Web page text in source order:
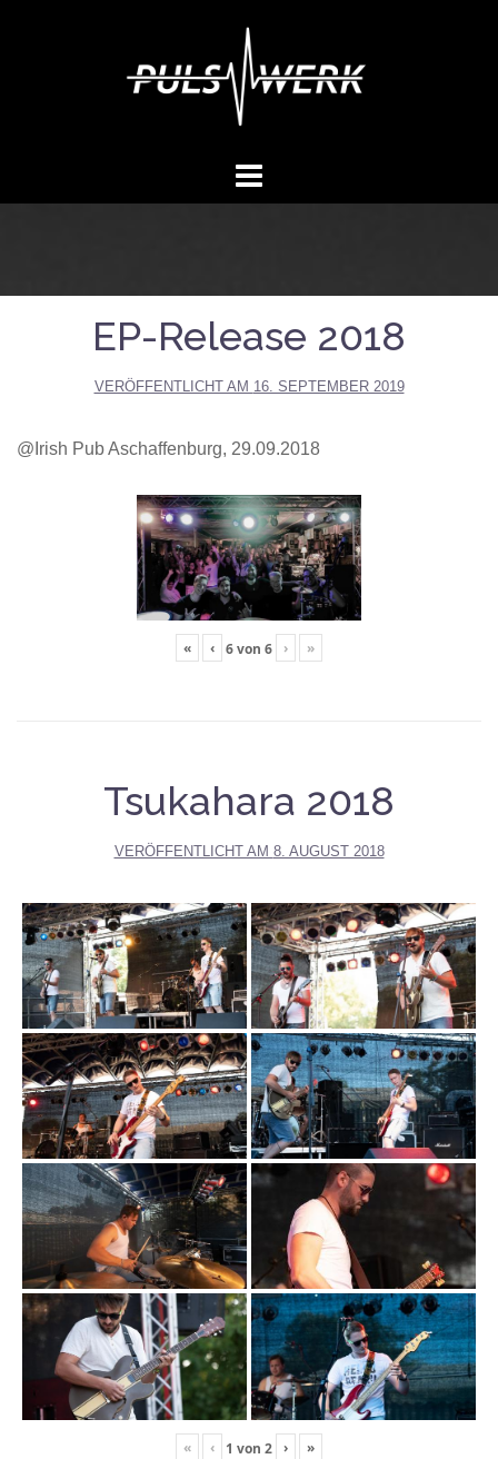
EP-Release 2018
VERÖFFENTLICHT AM 16. SEPTEMBER 2019
@Irish Pub Aschaffenburg, 29.09.2018
« ‹ 6von 6 › »
Tsukahara 2018
VERÖFFENTLICHT AM 8. AUGUST 2018
« ‹ 1 von 2 › »